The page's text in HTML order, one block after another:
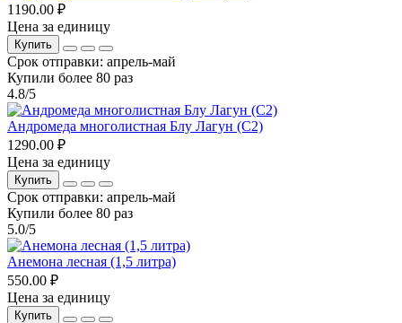
1190.00 ₽
Цена за единицу
Купить
Срок отправки: апрель-май
Купили более 80 раз
4.8/5
Андромеда многолистная Блу Лагун (С2)
1290.00 ₽
Цена за единицу
Купить
Срок отправки: апрель-май
Купили более 80 раз
5.0/5
Анемона лесная (1,5 литра)
550.00 ₽
Цена за единицу
Купить